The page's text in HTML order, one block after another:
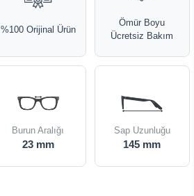
%100 Orijinal Ürün
Ömür Boyu
Ücretsiz Bakım
Burun Aralığı
23 mm
Sap Uzunluğu
145 mm